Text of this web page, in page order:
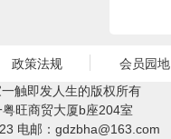
政策法规
会员园地
触即发人生的版权所有
旺商贸大厦b座204室
电邮： gdzbha@163.com